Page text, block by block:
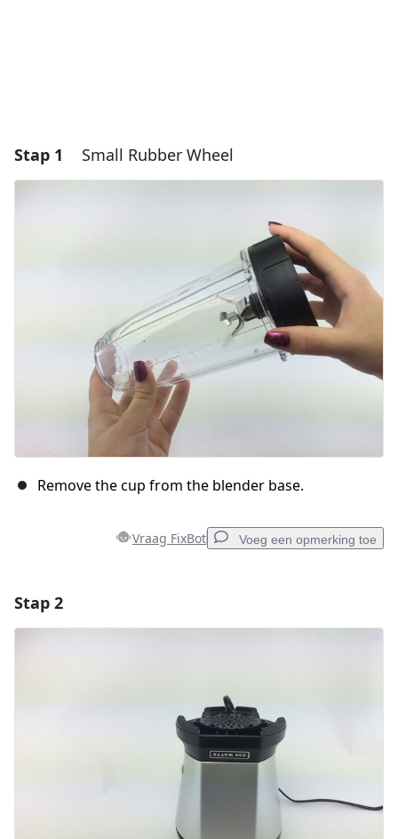
Stap 1 Small Rubber Wheel
Remove the cup from the blender base.
Vraag FixBot Voeg een opmerking toe
Annuleren Plaats opmerking
Stap 2